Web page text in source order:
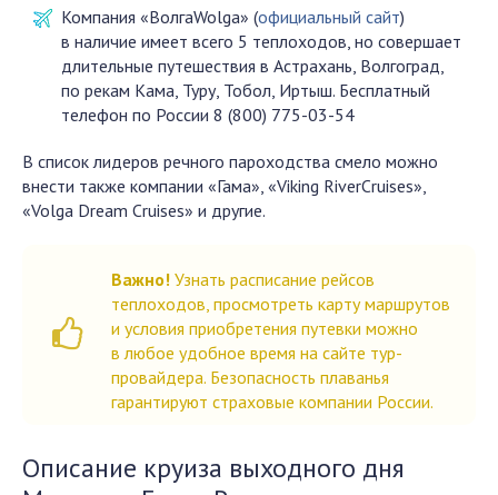
Компания «ВолгаWolga» (официальный сайт)
в наличие имеет всего 5 теплоходов, но совершает
длительные путешествия в Астрахань, Волгоград,
по рекам Кама, Туру, Тобол, Иртыш. Бесплатный
телефон по России 8 (800) 775-03-54
В список лидеров речного пароходства смело можно
внести также компании «Гама», «Viking RiverCruises»,
«Volga Dream Cruises» и другие.
Важно! Узнать расписание рейсов
теплоходов, просмотреть карту маршрутов
и условия приобретения путевки можно
в любое удобное время на сайте тур-
провайдера. Безопасность плаванья
гарантируют страховые компании России.
Описание круиза выходного дня